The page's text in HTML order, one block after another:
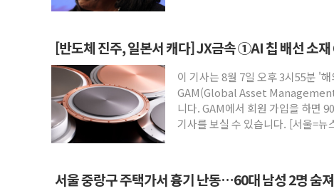
[반도체 진주, 일본서 캐다] JX금속 ①AI 칩 배선 소
이 기사는 8월 7일 오후 3시55분 '
GAM(Global Asset
니다. GAM에서 회원 가입을 하면
기사를 보실 수 있습니다. [서울=뉴
서울 중랑구 주택가서 흉기 난동…60대 남성 2명 숨져